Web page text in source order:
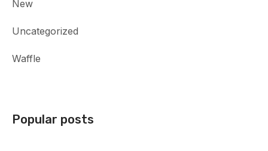
New
Uncategorized
Waffle
Popular posts